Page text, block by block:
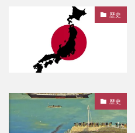
歴史
歴史